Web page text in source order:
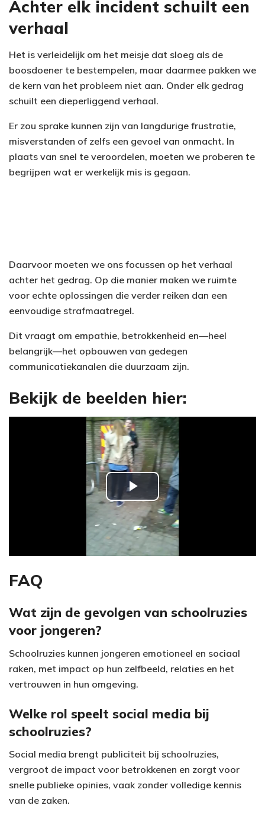
Achter elk incident schuilt een
verhaal
Het is verleidelijk om het meisje dat sloeg als de
boosdoener te bestempelen, maar daarmee pakken we
de kern van het probleem niet aan. Onder elk gedrag
schuilt een dieperliggend verhaal.
Er zou sprake kunnen zijn van langdurige frustratie,
misverstanden of zelfs een gevoel van onmacht. In
plaats van snel te veroordelen, moeten we proberen te
begrijpen wat er werkelijk mis is gegaan.
Daarvoor moeten we ons focussen op het verhaal
achter het gedrag. Op die manier maken we ruimte
voor echte oplossingen die verder reiken dan een
eenvoudige strafmaatregel.
Dit vraagt om empathie, betrokkenheid en—heel
belangrijk—het opbouwen van gedegen
communicatiekanalen die duurzaam zijn.
Bekijk de beelden hier:
P
l
a
V
d
e
o
FAQ
Wat zijn de gevolgen van schoolruzies
voor jongeren?
Schoolruzies kunnen jongeren emotioneel en sociaal
raken, met impact op hun zelfbeeld, relaties en het
vertrouwen in hun omgeving.
Welke rol speelt social media bij
schoolruzies?
Social media brengt publiciteit bij schoolruzies,
vergroot de impact voor betrokkenen en zorgt voor
snelle publieke opinies, vaak zonder volledige kennis
van de zaken.